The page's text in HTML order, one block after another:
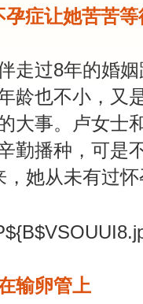
孕症让她苦苦等
过8年的婚姻
龄也不小，又
大事。卢女士
勤播种，可是
她从未有过
输卵管上